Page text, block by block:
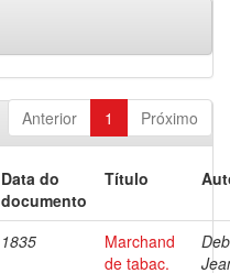
Anterior 1 Próximo
Data do
documento
Título
1835
Marchand
de tabac.